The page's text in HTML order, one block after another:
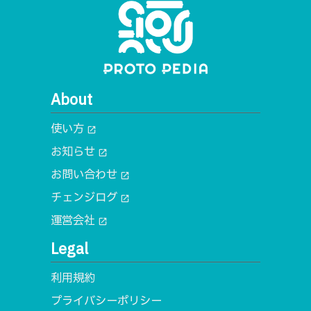
About
使い方 open_in_new
お知らせ open_in_new
お問い合わせ open_in_new
チェンジログ open_in_new
運営会社 open_in_new
Legal
利用規約
プライバシーポリシー